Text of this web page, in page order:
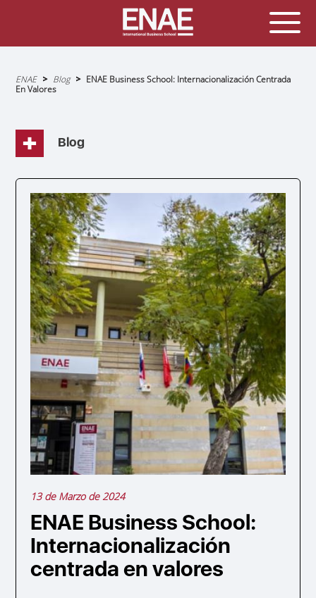
Sobrescribir
enlaces
de
navegación
ENAE Blog
ENAE Business School: Internacionalización Centrada
En Valores
Blog
13 de Marzo de 2024
ENAE Business School:
Internacionalización
centrada en valores